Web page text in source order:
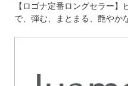
【ロゴナ定番ロングセラー
で、弾む、まとまる、艶やか